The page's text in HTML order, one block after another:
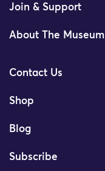
Join & Support
About The Museum
Contact Us
Shop
Blog
Subscribe